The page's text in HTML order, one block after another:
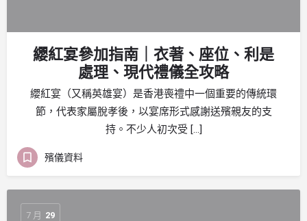
纓紅宴參加指南｜衣著、座位、利是
處理、現代禮儀全攻略
纓紅宴（又稱英雄宴）是香港喪禮中一個重要的傳統環
節，代表家屬脫孝後，以宴席形式感謝送殯親友的支
持。不少人初次受 […]
殯儀資料
7 月 29